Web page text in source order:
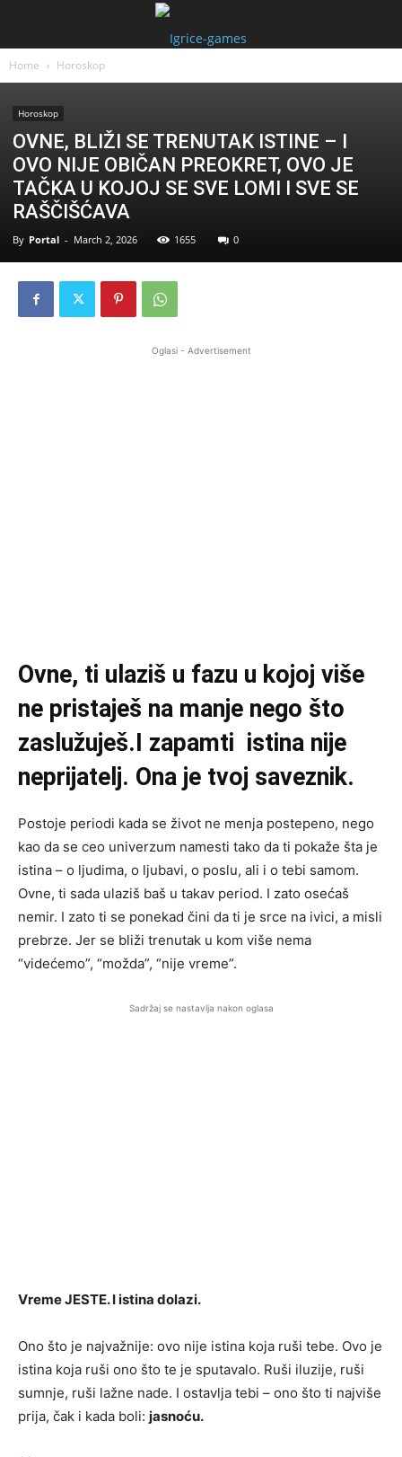
Home Horoskop
Horoskop
OVNE, BLIŽI SE TRENUTAK ISTINE – I
OVO NIJE OBIČAN PREOKRET, OVO JE
TAČKA U KOJOJ SE SVE LOMI I SVE SE
RAŠČIŠĆAVA
By Portal - March 2, 2026 1655 0
Oglasi - Advertisement
Ovne, ti ulaziš u fazu u kojoj više
ne pristaješ na manje nego što
zaslužuješ.I zapamti istina nije
neprijatelj. Ona je tvoj saveznik.
Postoje periodi kada se život ne menja postepeno, nego
kao da se ceo univerzum namesti tako da ti pokaže šta je
istina – o ljudima, o ljubavi, o poslu, ali i o tebi samom.
Ovne, ti sada ulaziš baš u takav period. I zato osećaš
nemir. I zato ti se ponekad čini da ti je srce na ivici, a misli
prebrze. Jer se bliži trenutak u kom više nema
“videćemo”, “možda”, “nije vreme”.
Sadržaj se nastavlja nakon oglasa
Vreme JESTE. I istina dolazi.
Ono što je najvažnije: ovo nije istina koja ruši tebe. Ovo je
istina koja ruši ono što te je sputavalo. Ruši iluzije, ruši
sumnje, ruši lažne nade. I ostavlja tebi – ono što ti najviše
prija, čak i kada boli: jasnoću.